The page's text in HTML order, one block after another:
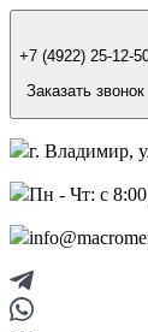
+7 (4922) 25-12-
Заказать звонок
г. Владимир,
Пн - Чт: с